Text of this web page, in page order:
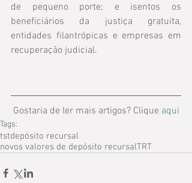
de pequeno porte; e isentos os
beneficiários da justiça gratuita,
entidades filantrópicas e empresas em
recuperação judicial.
Gostaria de ler mais artigos? Clique aqui
Tags:
tstdepósito recursal
novos valores de depósito recursalTRT